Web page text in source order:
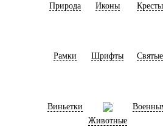
Природа Иконы Кресты
Рамки Шрифты Святые
Виньетки
Животные